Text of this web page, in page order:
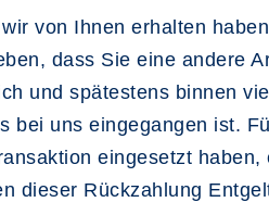
von Ihnen erhalten
dass Sie eine andere
und spätestens binnen
bei uns eingegangen ist.
eingesetzt
dieser Rückzahlung